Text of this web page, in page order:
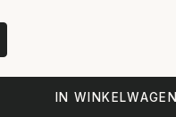
IN WINKELWAGEN